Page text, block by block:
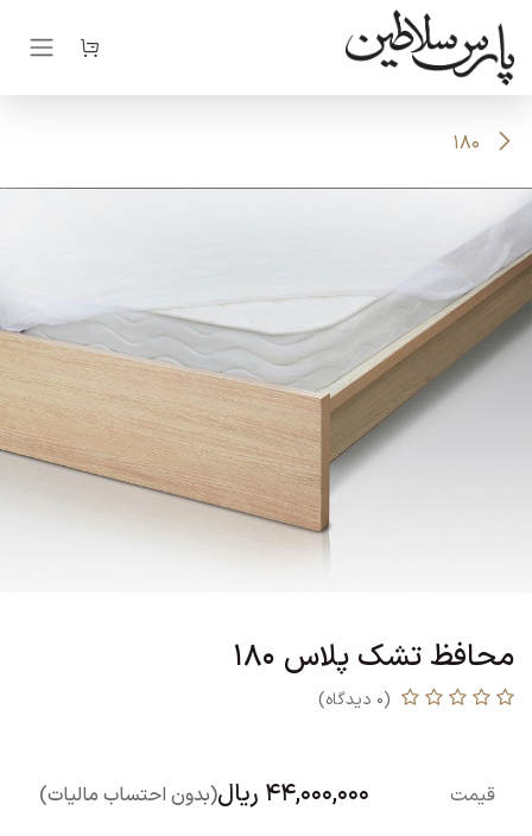
صرف نظر و مشاهده محتوا
محافظ تشک پلاس 180
(0 دیدگاه)
قیمت 44,000,000 ریال(بدون احتساب مالیات)